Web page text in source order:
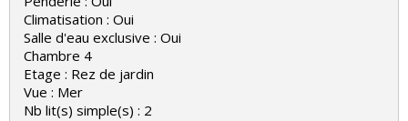
Climatisation : Oui
Salle d'eau exclusive : Oui
Chambre 4
Etage : Rez de jardin
Vue : Mer
Nb lit(s) simple(s) : 2